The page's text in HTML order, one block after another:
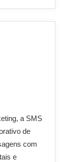
a SMS
de
com
e